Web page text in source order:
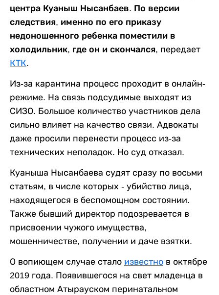
центра Куаныш Нысанбаев. По версии
следствия, именно по его приказу
недоношенного ребенка поместили в
холодильник, где он и скончался, передает
КТК.
Из-за карантина процесс проходит в онлайн-
режиме. На связь подсудимые выходят из
СИЗО. Большое количество участников дела
сильно влияет на качество связи. Адвокаты
даже просили перенести процесс из-за
технических неполадок. Но суд отказал.
Куаныша Нысанбаева судят сразу по восьми
статьям, в числе которых - убийство лица,
находящегося в беспомощном состоянии.
Также бывший директор подозревается в
присвоении чужого имущества,
мошенничестве, получении и даче взятки.
О вопиющем случае стало известно в октябре
2019 года. Появившегося на свет младенца в
областном Атырауском перинатальном